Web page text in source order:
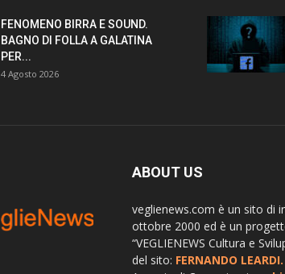
FENOMENO BIRRA E SOUND.
BAGNO DI FOLLA A GALATINA
PER...
4 Agosto 2026
ABOUT US
veglienews.com è un sito di
ottobre 2000 ed è un
“VEGLIENEWS Cultura e
del sito: FERNANDO LEARDI.